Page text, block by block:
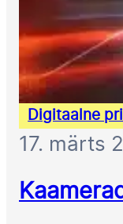
Digitaalne
17. märts